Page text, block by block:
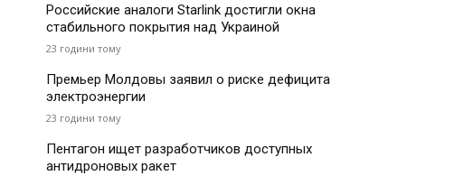
Российские аналоги Starlink достигли окна
стабильного покрытия над Украиной
23 години тому
Премьер Молдовы заявил о риске дефицита
электроэнергии
23 години тому
Пентагон ищет разработчиков доступных
антидроновых ракет